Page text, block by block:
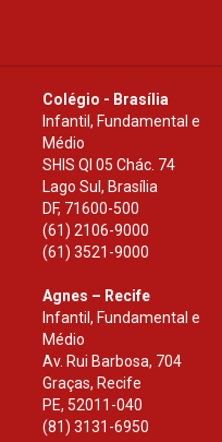
Colégio - Brasília
Infantil, Fundamental e
Médio
SHIS Ql 05 Chác. 74
Lago Sul, Brasília
DF, 71600-500
(61) 2106-9000
(61) 3521-9000
Agnes – Recife
Infantil, Fundamental e
Médio
Av. Rui Barbosa, 704
Graças, Recife
PE, 52011-040
(81) 3131-6950